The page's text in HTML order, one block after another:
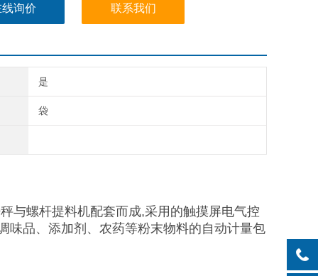
询价 联系我们
是
袋
与螺杆提料机配套而成,采用的触摸屏电气控
味品、添加剂、农药等粉末物料的自动计量包